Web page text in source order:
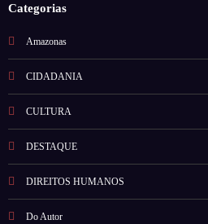
Categorias
Amazonas
CIDADANIA
CULTURA
DESTAQUE
DIREITOS HUMANOS
Do Autor